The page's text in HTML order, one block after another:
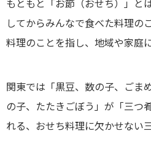
もともと「お節（おせち）」と
してからみんなで食べた料理の
料理のことを指し、地域や家庭
関東では「黒豆、数の子、ごま
の子、たたきごぼう」が「三つ
れる、おせち料理に欠かせない